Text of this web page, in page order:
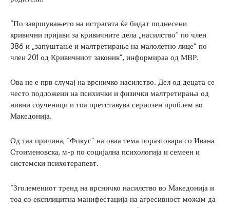
“По завршувањето на истрагата ќе бидат поднесени
кривични пријави за кривичните дела „насилство“ по член
386 и „запуштање и малтретирање на малолетно лице“ по
член 201 од Кривичниот законик”, информираа од МВР.
Ова не е прв случај на врсничко насилство. Дел од децата се
често подложени на психички и физички малтретирања од
нивни соученици и тоа претставува сериозен проблем во
Македонија.
Од таа причина, “Фокус” на оваа тема поразговара со Ивана
Стоименовска, м-р по социјална психологија и семеен и
системски психотерапевт.
“Зголемениот тренд на врсничко насилство во Македонија и
тоа со експлицитна манифестација на агресивност можам да